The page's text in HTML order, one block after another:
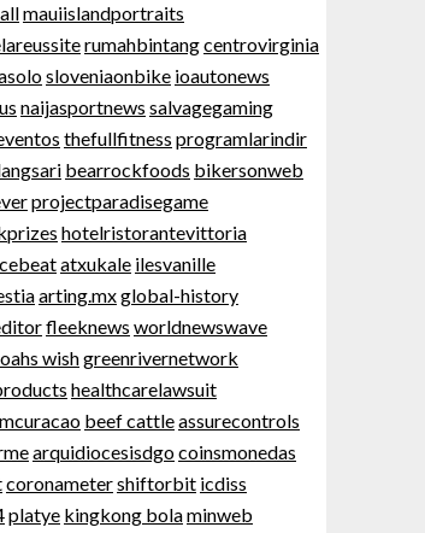
mauiislandportraits
rumahbintangcentrovirginia
sloveniaonbike ioautonews
naijasportnews salvagegaming
thefullfitness programlarindir
bearrockfoods bikersonweb
projectparadisegame
hotelristorantevittoria
atxukale ilesvanille
arting.mxglobal-history
fleeknews worldnewswave
wishgreenrivernetwork
healthcarelawsuit
beef cattleassurecontrols
arquidiocesisdgocoinsmonedas
coronametershiftorbit icdiss
platye kingkong bolaminweb